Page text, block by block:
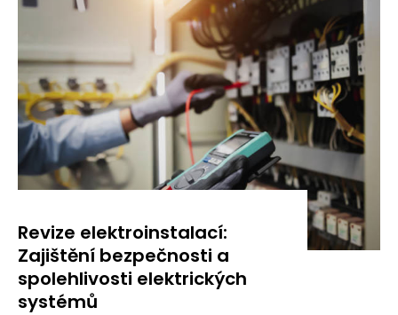
Revize elektroinstalací:
Zajištění bezpečnosti a
spolehlivosti elektrických
systémů